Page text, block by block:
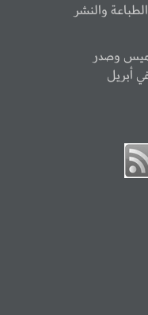
والنشر
وصدر
أبريل